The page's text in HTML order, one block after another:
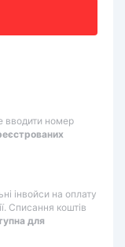
вводити номер
інвойси на оплату
Списання коштів
для